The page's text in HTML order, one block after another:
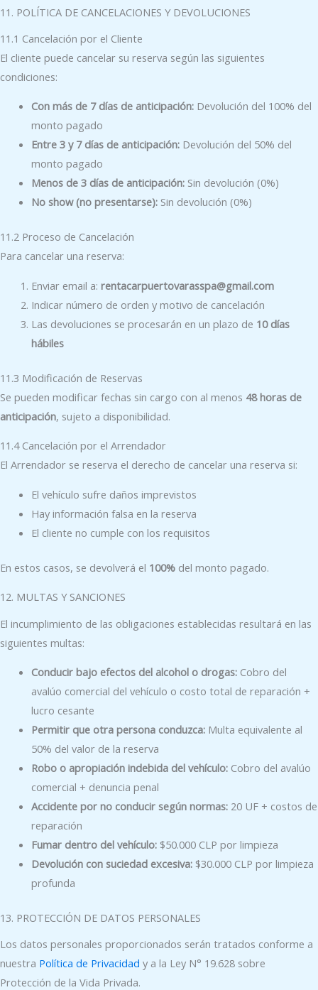
11. POLÍTICA DE CANCELACIONES Y DEVOLUCIONES
11.1 Cancelación por el Cliente
El cliente puede cancelar su reserva según las siguientes
condiciones:
Con más de 7 días de anticipación:Devolución del 100% del
monto pagado
Entre 3 y 7 días de anticipación:Devolución del 50% del
monto pagado
Menos de 3 días de anticipación:Sin devolución (0%)
No show (no presentarse):Sin devolución (0%)
11.2 Proceso de Cancelación
Para cancelar una reserva:
Enviar email a: rentacarpuertovarasspa@gmail.com
Indicar número de orden y motivo de cancelación
Las devoluciones se procesarán en un plazo de 10 días
hábiles
11.3 Modificación de Reservas
Se pueden modificar fechas sin cargo con al menos 48 horas de
anticipación, sujeto a disponibilidad.
11.4 Cancelación por el Arrendador
El Arrendador se reserva el derecho de cancelar una reserva si:
El vehículo sufre daños imprevistos
Hay información falsa en la reserva
El cliente no cumple con los requisitos
En estos casos, se devolverá el 100% del monto pagado.
12. MULTAS Y SANCIONES
El incumplimiento de las obligaciones establecidas resultará en las
siguientes multas:
Conducir bajo efectos del alcohol o drogas:Cobro del
avalúo comercial del vehículo o costo total de reparación +
lucro cesante
Permitir que otra persona conduzca:Multa equivalente al
50% del valor de la reserva
Robo o apropiación indebida del vehículo:Cobro del avalúo
comercial + denuncia penal
Accidente por no conducir según normas:20 UF + costos de
reparación
Fumar dentro del vehículo:$50.000 CLP por limpieza
Devolución con suciedad excesiva:$30.000 CLP por limpieza
profunda
13. PROTECCIÓN DE DATOS PERSONALES
Los datos personales proporcionados serán tratados conforme a
nuestra Política de Privacidad y a la Ley N° 19.628 sobre
Protección de la Vida Privada.